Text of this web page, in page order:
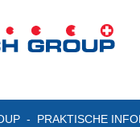
PRAKTISCHE